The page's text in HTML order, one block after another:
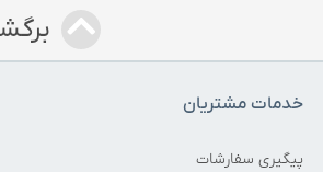
خدمات مشتریان
پیگیری سفارشات